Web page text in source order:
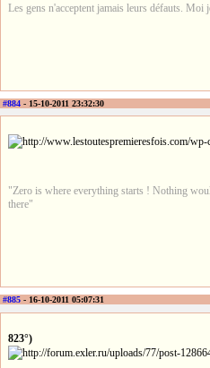
Les gens n'acceptent jamais leurs défauts. Moi
#884 - 15-10-2011 23:32:30
"Zero is where everything starts ! Nothing
there"
#885 - 16-10-2011 05:07:31
823°)